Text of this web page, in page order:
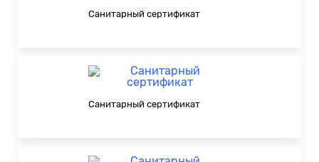
Санитарный сертификат
Санитарный сертификат